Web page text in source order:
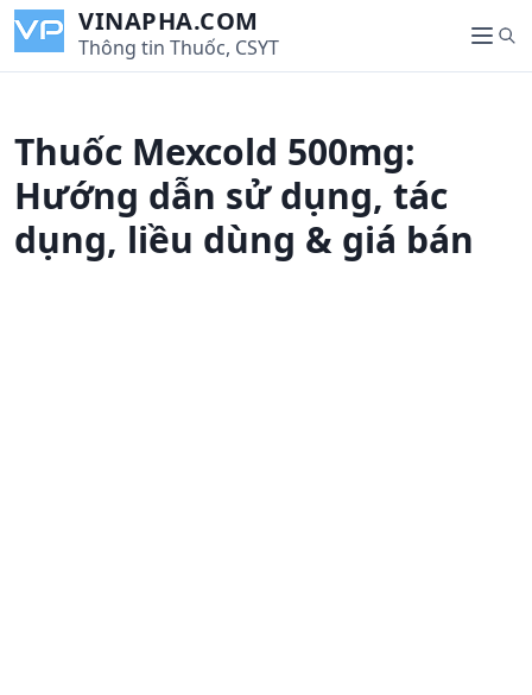
i
VINAPHA.COM
Thông tin Thuốc, CSYT
M
e
S
e
Thuốc Mexcold 500mg:
Hướng dẫn sử dụng, tác
dụng, liều dùng & giá bán